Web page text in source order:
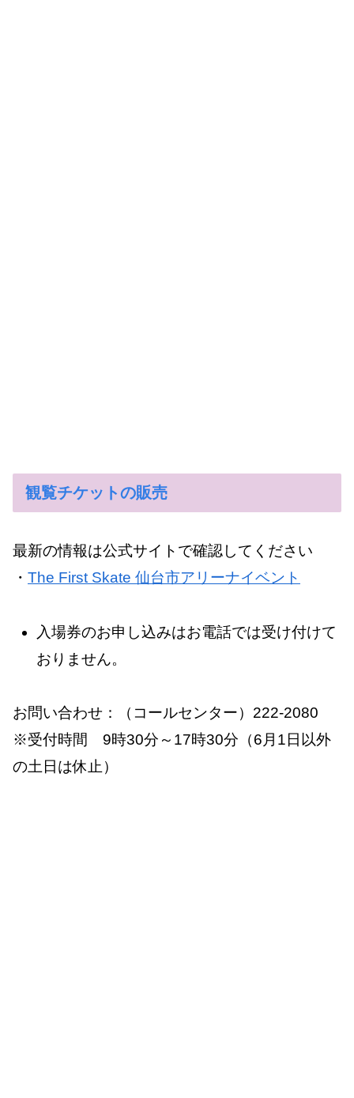
観覧チケットの販売
最新の情報は公式サイトで確認してください
・ The First Skate 仙台市アリーナイベント
入場券のお申し込みはお電話では受け付けて
おりません。
お問い合わせ：（コールセンター）222-2080
※受付時間 9時30分～17時30分（6月1日以外
の土日は休止）